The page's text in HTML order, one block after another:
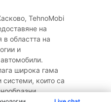
TehnoMobi
на
в областта на
и
широка гама
системи, които са
...